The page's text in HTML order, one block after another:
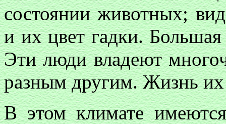
состоянии животных;
и их цвет гадки.
Эти люди владеют
разным другим. Жизнь их
В этом климате